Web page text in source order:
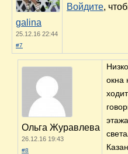
galina
25.12.16 22:44
#7
Войдите,
Ольга Журавлева
26.12.16 19:43
#8
окна